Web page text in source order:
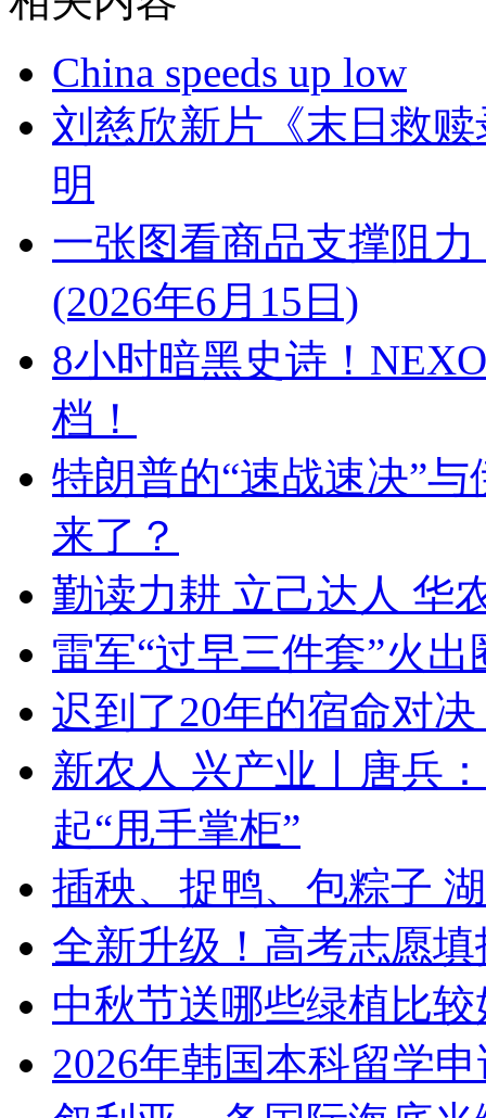
China speeds up low
刘慈欣新片《末日救
明
一张图看商品支撑阻
(2026年6月15日)
8小时暗黑史诗！
档！
特朗普的“速战速决”
来了？
勤读力耕 立己达人 华
雷军“过早三件套”火
迟到了20年的宿命对
新农人 兴产业丨唐兵
起“甩手掌柜”
插秧、捉鸭、包粽子
全新升级！高考志愿
中秋节送哪些绿植比较
2026年韩国本科留学